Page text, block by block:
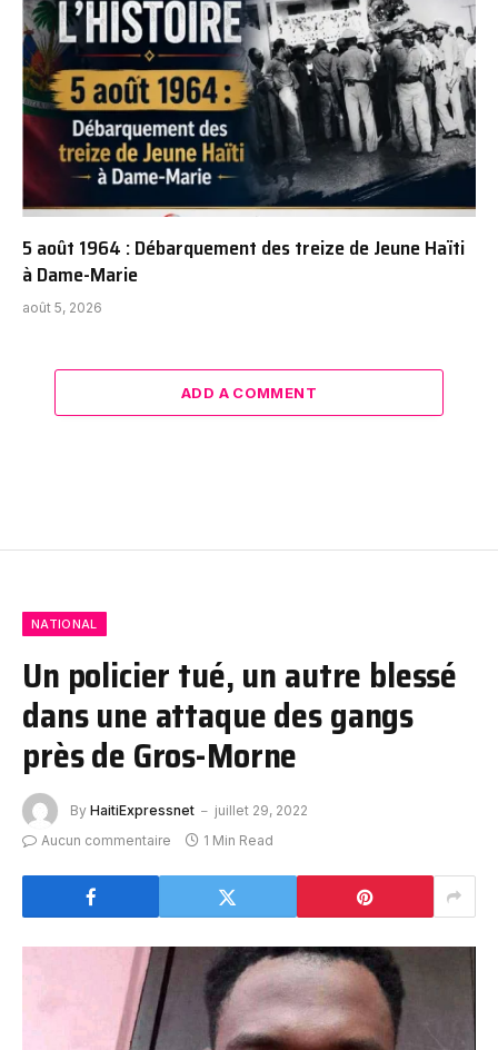
5 août 1964 : Débarquement des treize de Jeune Haïti
à Dame-Marie
août 5, 2026
ADD A COMMENT
NATIONAL
Un policier tué, un autre blessé
dans une attaque des gangs
près de Gros-Morne
By HaitiExpressnet
juillet 29, 2022
Aucun commentaire
1 Min Read